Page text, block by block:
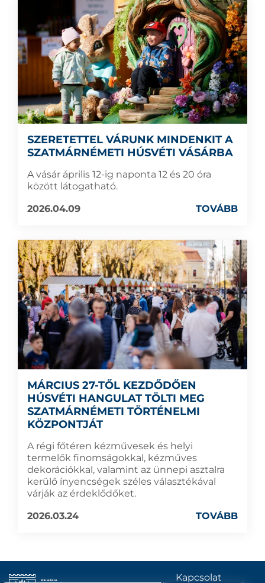
SZERETETTEL VÁRUNK MINDENKIT A
SZATMÁRNÉMETI HÚSVÉTI VÁSÁRBA
A vásár április 12-ig naponta 12 és 20 óra
között látogatható.
2026.04.09
TOVÁBB
MÁRCIUS 27-TŐL KEZDŐDŐEN
HÚSVÉTI HANGULAT TÖLTI MEG
SZATMÁRNÉMETI TÖRTÉNELMI
KÖZPONTJÁT
A régi főtéren kézművesek és helyi
termelők finomságokkal, kézműves
dekorációkkal, valamint az ünnepi asztalra
kerülő ínyencségek széles választékával
várják az érdeklődőket.
2026.03.24
TOVÁBB
Kapcsolat